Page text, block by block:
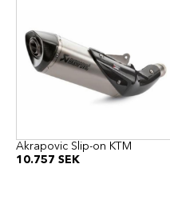
Akrapovic Slip-on KTM
10.757 SEK